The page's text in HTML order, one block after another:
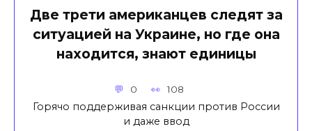
Две трети американцев следят за
ситуацией на Украине, но где она
находится, знают единицы
0 108
Горячо поддерживая санкции против России
и даже ввод